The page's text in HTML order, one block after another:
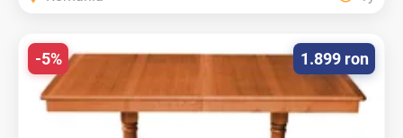
1.899 ron
-5%